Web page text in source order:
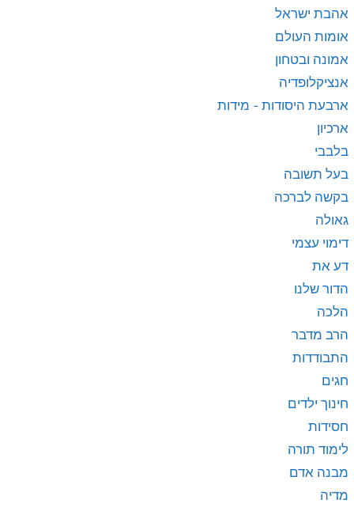
אהבת ישראל
אומות העולם
אמונה ובטחון
אנציקלופדיה
ארבעת היסודות - מידות
ארכיון
בלבבי
בעל תשובה
בקשה לברכה
גאולה
דימוי עצמי
דע את
הדור שלנו
הלכה
הרב מדבר
התבודדות
חגים
חינוך ילדים
חסידות
לימוד תורה
מבנה אדם
מדיה